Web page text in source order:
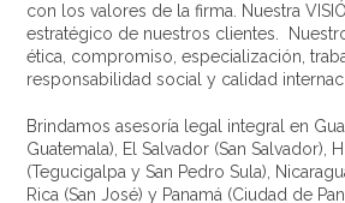
con los valores de la firma. Nuestra
estratégico de nuestros clientes.
ética, compromiso, especialización,
responsabilidad social y calidad
Brindamos asesoría legal integral en
Guatemala), El Salvador (San Salvador),
(Tegucigalpa y San Pedro Sula),
Rica (San José) y Panamá (Ciudad de